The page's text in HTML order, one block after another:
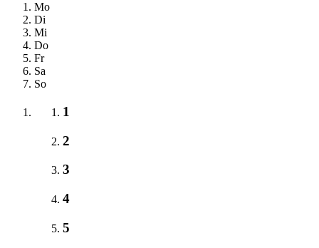
Mo
Di
Mi
Do
Fr
Sa
So
1
2
3
4
5